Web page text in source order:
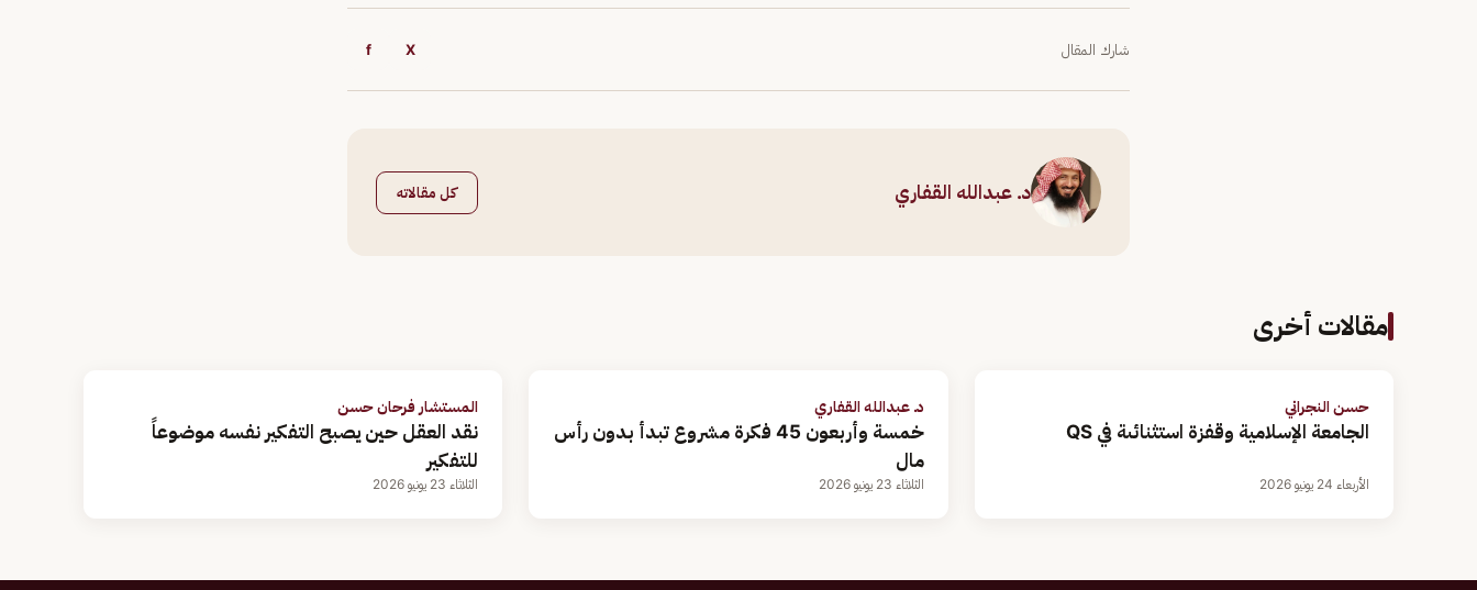
شارك المقال X
f
د. عبدالله القفاري كل مقالاته
مقالات أخرى
حسن النجراني
الجامعة الإسلامية وقفزة استثنائىة في QS
الأربعاء 24 يونيو 2026
د. عبدالله القفاري
خمسة وأربعون 45 فكرة مشروع تبدأ بدون رأس
مال
الثلاثاء 23 يونيو 2026
المستشار فرحان حسن
نقد العقل حين يصبح التفكير نفسه موضوعاً
للتفكير
الثلاثاء 23 يونيو 2026